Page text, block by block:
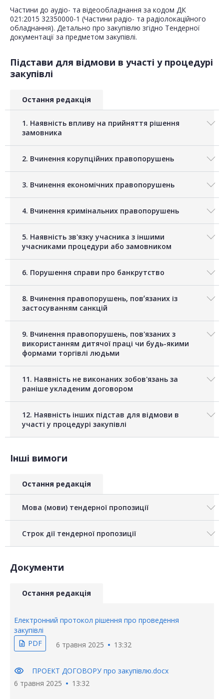
Частини до аудіо- та відеообладнання за кодом ДК
021:2015 32350000-1 (Частини радіо- та радіолокаційного
обладнання). Детально про закупівлю згідно Тендерної
документації за предметом закупівлі.
Підстави для відмови в участі у процедурі
закупівлі
Остання редакція
1. Наявність впливу на прийняття рішення
замовника
2. Вчинення корупційних правопорушень
3. Вчинення економічних правопорушень
4. Вчинення кримінальних правопорушень
5. Наявність зв'язку учасника з іншими
учасниками процедури або замовником
6. Порушення справи про банкрутство
8. Вчинення правопорушень, повʼязаних із
застосуванням санкцій
9. Вчинення правопорушень, пов'язаних з
використанням дитячої праці чи будь-якими
формами торгівлі людьми
11. Наявність не виконаних зобов'язань за
раніше укладеним договором
12. Наявність інших підстав для відмови в
участі у процедурі закупівлі
Інші вимоги
Остання редакція
Мова (мови) тендерної пропозиції
Строк дії тендерної пропозиції
Документи
Остання редакція
Електронний протокол рішення про проведення
закупівлі
description PDF 6 травня 2025 13:32
visibility
ПРОЕКТ ДОГОВОРУ про закупівлю.docx
6 травня 2025
13:32